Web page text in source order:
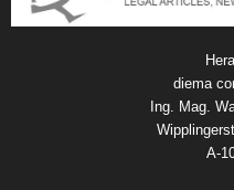
diema
Ing. Mag.
A-